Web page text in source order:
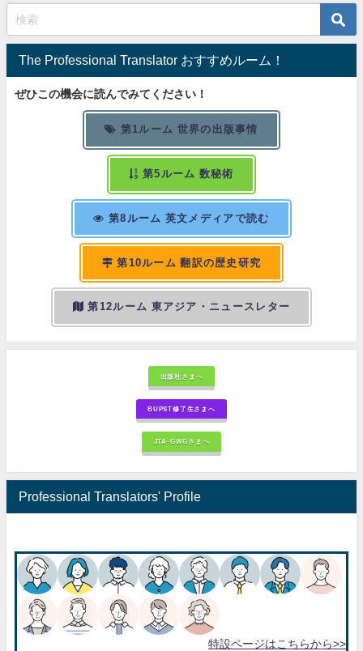
The Professional Translator おすすめルーム！
ぜひこの機会に読んでみてください！
第1ルーム 世界の出版事情
第5ルーム 数秘術
第8ルーム 英文メディアで読む
第10ルーム 翻訳の歴史研究
第12ルーム 東アジア・ニュースレター
出版社さまへ
BUPST修了生さまへ
JTA-GWGさまへ
Professional Translators' Profile
特設ページはこちらから>>